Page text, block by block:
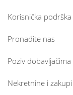
Korisnička podrška
Pronađite nas
Poziv dobavljačima
Nekretnine i zakupi